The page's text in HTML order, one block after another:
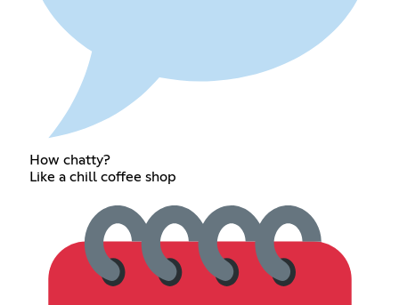
How chatty?
Like a chill coffee shop